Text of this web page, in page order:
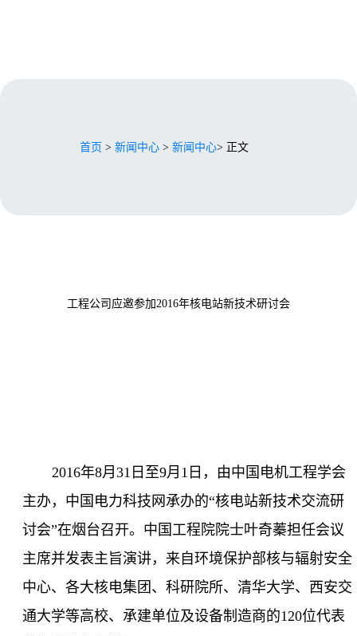
首页 > 新闻中心 > 新闻中心> 正文
工程公司应邀参加2016年核电站新技术研讨会
2016年8月31 日至9月 1 日，由中国电机工程学会
主办，中国电力科技网承办的“核电站新技术交流研
讨会”在烟台召开。中国工程院院士叶奇蓁担任会议
主席并发表主旨演讲，来自环境保护部核与辐射安全
中心、各大核电集团、科研院所、清华大学、西安交
通大学等高校、承建单位及设备制造商的120位代表